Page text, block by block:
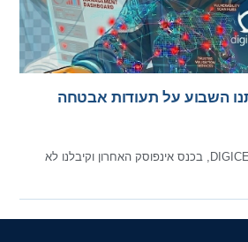
השבוע על תעודות אבטחה
התארחנו, Cyberlion ו- DIGICERT, בכנס אינפוסק האחרון וקיבלנו לא